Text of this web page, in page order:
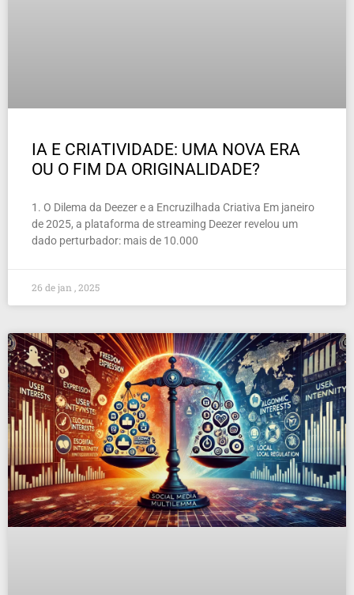
IA E CRIATIVIDADE: UMA NOVA ERA
OU O FIM DA ORIGINALIDADE?
1. O Dilema da Deezer e a Encruzilhada Criativa Em janeiro
de 2025, a plataforma de streaming Deezer revelou um
dado perturbador: mais de 10.000
26 de jan , 2025